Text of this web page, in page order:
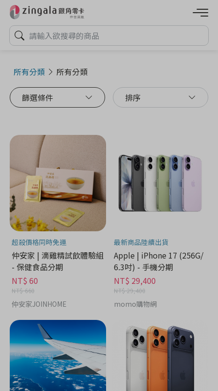
所有分類 所有分類
篩選條件 排序
超殺價格同時免運
仲安家 | 滴雞精試飲體驗組
- 保健食品分期
NT$ 60
NT$ 660
仲安家JOINHOME
最新商品陸續出貨
Apple | iPhone 17 (256G/
6.3吋) - 手機分期
NT$ 29,400
NT$ 29,400
momo購物網